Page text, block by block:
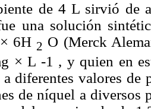
de 4 L sirvió de
una solución
× 6H 2 O (Merck
× L -1 , y quien en
a diferentes valores
de níquel a diversos